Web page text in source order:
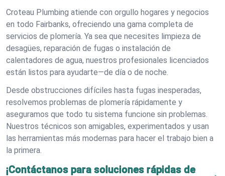
Croteau Plumbing atiende con orgullo hogares y negocios
en todo Fairbanks, ofreciendo una gama completa de
servicios de plomería. Ya sea que necesites limpieza de
desagües, reparación de fugas o instalación de
calentadores de agua, nuestros profesionales licenciados
están listos para ayudarte—de día o de noche.
Desde obstrucciones difíciles hasta fugas inesperadas,
resolvemos problemas de plomería rápidamente y
aseguramos que todo tu sistema funcione sin problemas.
Nuestros técnicos son amigables, experimentados y usan
las herramientas más modernas para hacer el trabajo bien a
la primera.
¡Contáctanos para soluciones rápidas de